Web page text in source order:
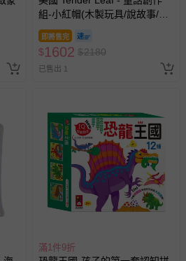
組-小紅帽(木製玩具/說故事/教
育益智)
即將售完
$1602 $2180
已售出 1
滿1件9折